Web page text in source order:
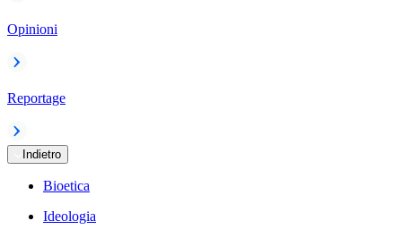
Opinioni
Reportage
Indietro
Bioetica
Ideologia